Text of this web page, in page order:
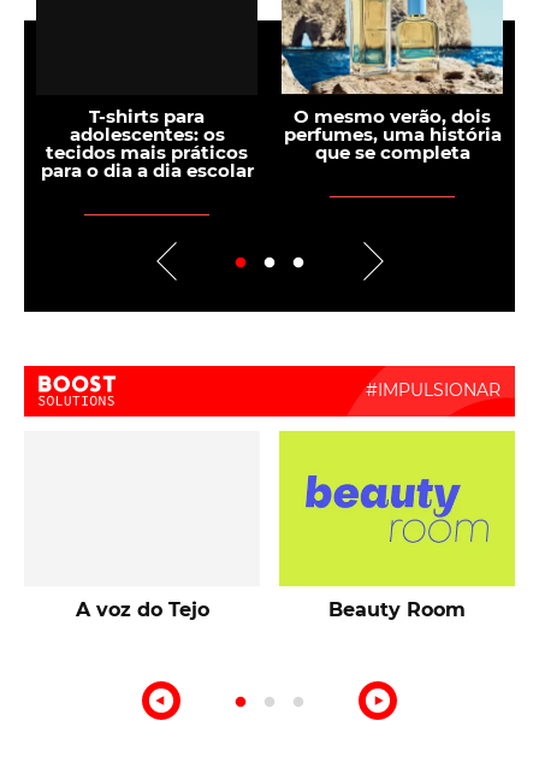
T-shirts para
adolescentes: os
tecidos mais práticos
para o dia a dia escolar
O mesmo verão, dois
perfumes, uma história
que se completa
Boost Activate
A voz do Tejo Beauty Room